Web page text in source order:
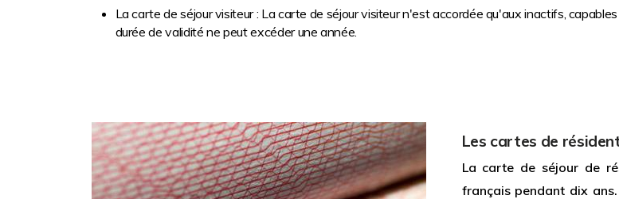
La carte de séjour visiteur : La carte de séjour visiteur n'est accordée qu'aux inactifs,
durée de validité ne peut excéder une année.
Les cartes de
La carte de séjour de
français pendant dix